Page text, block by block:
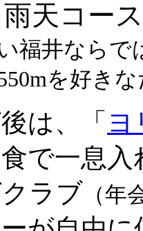
天コース
井ならで
を好き
は、「 ヨ
で一息
ラブ （年